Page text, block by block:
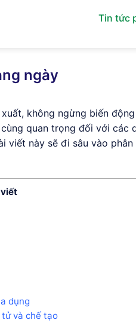
Tin tức
ngày
không ngừng biến
quan trọng đối với các
viết này sẽ đi sâu vào
dụng
và chế tạo